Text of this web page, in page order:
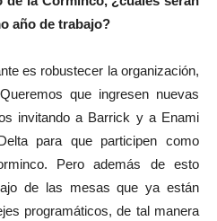
año de trabajo?
es robustecer la organización,
que ingresen nuevas
invitando a Barrick y a Enami
para que participen como
Pero además de esto
de las mesas que ya están
programáticos, de tal manera